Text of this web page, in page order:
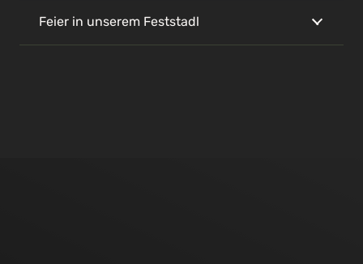
Feier in unserem Feststadl